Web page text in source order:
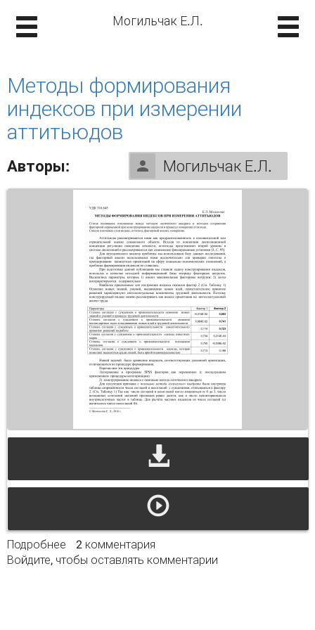
Могильчак Е.Л.
Методы формирования
индексов при измерении
аттитьюдов
Авторы: Могильчак Е.Л.
Подробнее о Методы формирования индексов при
измерении аттитьюдов
2 комментария
Войдите, чтобы оставлять комментарии